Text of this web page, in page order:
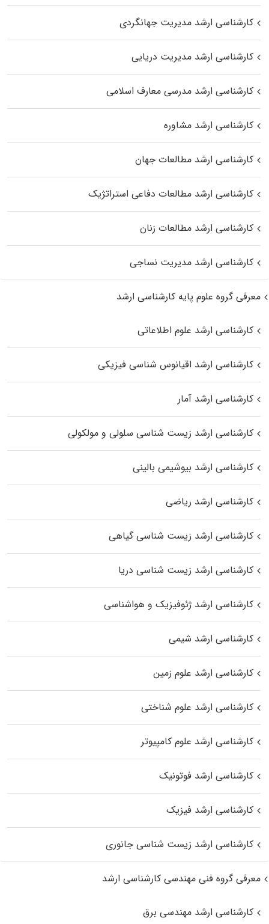
کارشناسی ارشد مدیریت جهانگردی
کارشناسی ارشد مدیریت دریایی
کارشناسی ارشد مدرسی معارف اسلامی
کارشناسی ارشد مشاوره
کارشناسی ارشد مطالعات جهان
کارشناسی ارشد مطالعات دفاعی استراتژیک
کارشناسی ارشد مطالعات زنان
کارشناسی ارشد مدیریت نساجی
معرفی گروه علوم پایه کارشناسی ارشد
کارشناسی ارشد علوم اطلاعاتی
کارشناسی ارشد اقیانوس‌ شناسی فیزیکی
کارشناسی ارشد آمار
کارشناسی ارشد زیست شناسی سلولی و مولکولی
کارشناسی ارشد بیوشیمی بالینی
کارشناسی ارشد ریاضی
کارشناسی ارشد زیست‌ شناسی گیاهی
کارشناسی ارشد زیست‌ شناسی دریا
کارشناسی ارشد ژئوفیزیک و هواشناسی
کارشناسی ارشد شیمی
کارشناسی ارشد علوم زمین
کارشناسی ارشد علوم شناختی
کارشناسی ارشد علوم کامپیوتر
کارشناسی ارشد فوتونیک
کارشناسی ارشد فیزیک
کارشناسی ارشد زیست‌ شناسی جانوری
معرفی گروه فنی مهندسی کارشناسی ارشد
کارشناسی ارشد مهندسی برق